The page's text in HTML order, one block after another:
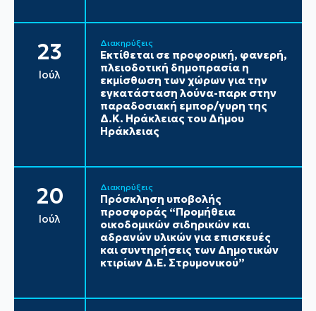
23
Ιούλ
Διακηρύξεις
Εκτίθεται σε προφορική, φανερή,
πλειοδοτική δημοπρασία η
εκμίσθωση των χώρων για την
εγκατάσταση λούνα-παρκ στην
παραδοσιακή εμπορ/γυρη της
Δ.Κ. Ηράκλειας του Δήμου
Ηράκλειας
20
Ιούλ
Διακηρύξεις
Πρόσκληση υποβολής
προσφοράς “Προμήθεια
οικοδομικών σιδηρικών και
αδρανών υλικών για επισκευές
και συντηρήσεις των Δημοτικών
κτιρίων Δ.Ε. Στρυμονικού”